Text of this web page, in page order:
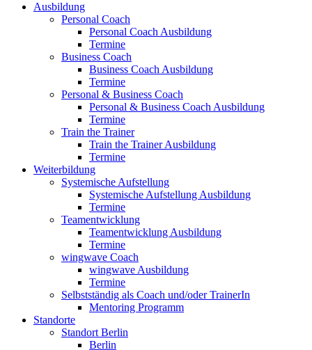
Ausbildung
Personal Coach
Personal Coach Ausbildung
Termine
Business Coach
Business Coach Ausbildung
Termine
Personal & Business Coach
Personal & Business Coach Ausbildung
Termine
Train the Trainer
Train the Trainer Ausbildung
Termine
Weiterbildung
Systemische Aufstellung
Systemische Aufstellung Ausbildung
Termine
Teamentwicklung
Teamentwicklung Ausbildung
Termine
wingwave Coach
wingwave Ausbildung
Termine
Selbstständig als Coach und/oder TrainerIn
Mentoring Programm
Standorte
Standort Berlin
Berlin